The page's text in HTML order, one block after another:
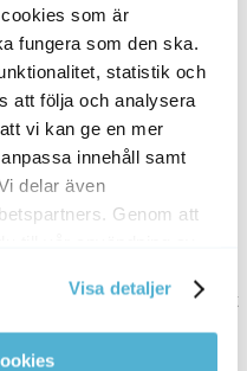
som är
fungera som den ska.
statistik och
att följa och analysera
vi kan ge en mer
innehåll samt
delar även
Genom att
Visa detaljer
från Umeå till Ystad.
online och välj enkelt